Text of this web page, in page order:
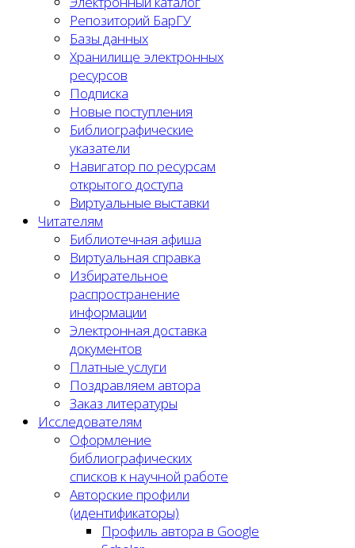
Репозиторий БарГУ
Базы данных
Хранилище электронных
ресурсов
Подписка
Новые поступления
Библиографические
указатели
Навигатор по ресурсам
открытого доступа
Виртуальные выставки
Читателям
Библиотечная афиша
Виртуальная справка
Избирательное
распространение
информации
Электронная доставка
документов
Платные услуги
Поздравляем автора
Заказ литературы
Исследователям
Оформление
библиографических
списков к научной работе
Авторские профили
(идентификаторы)
Профиль автора в Google